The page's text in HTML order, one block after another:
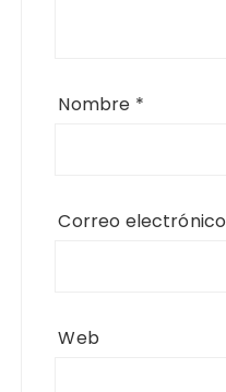
Nombre *
Correo electrónico
Web